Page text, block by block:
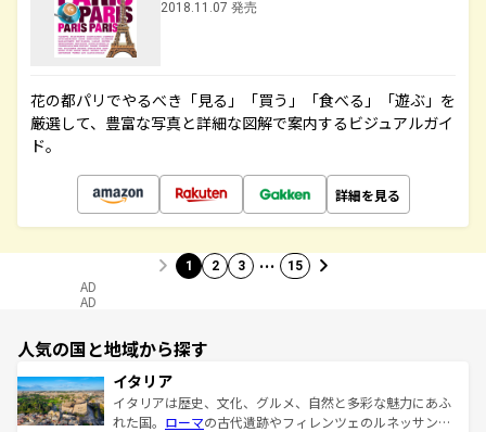
2018.11.07 発売
花の都パリでやるべき「見る」「買う」「食べる」「遊ぶ」を
厳選して、豊富な写真と詳細な図解で案内するビジュアルガイ
ド。
詳細を見る
1 2 3 … 15
AD
AD
人気の国と地域から探す
イタリア
イタリアは歴史、文化、グルメ、自然と多彩な魅力にあふ
れた国。 ローマの古代遺跡やフィレンツェのルネッサンス